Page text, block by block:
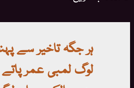
ہر جگہ تاخیر سے
لوگ لمبی عمر پاتے